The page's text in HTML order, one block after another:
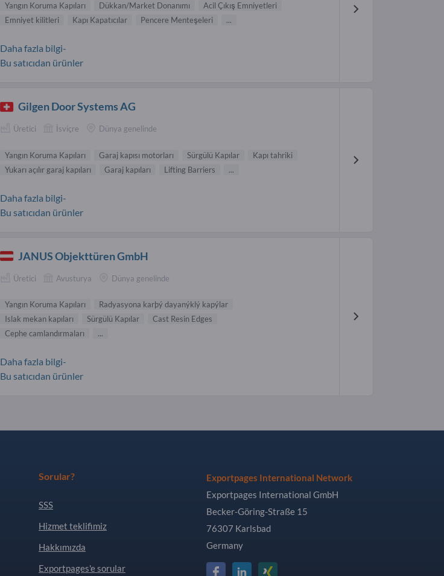
Yangın Koruma Kapıları Dükkan/Market Donanımı
Acil Çıkış Emniyetleri
Emniyet kilitleri
Kapı Kapatıcılar Pencere Menteşeleri ...
Daha fazla bilgi-
Bu satıcıdan ürünler
Gilgen Door Systems AG
Üretici İsviçre Dünya genelinde
Yangın Koruma Kapıları Garaj kapısı motorları Sürgülü Kapılar
Kapı tahriki
Yukarı açılır garaj kapıları
Garaj kapıları Lifting Barriers ...
Daha fazla bilgi-
Bu satıcıdan ürünler
JANUS Objekttüren GmbH
Üretici Avusturya Dünya genelinde
Yangın Koruma Kapıları
Radyasyona karþý dayanýklý kapýlar
Islak mekan kapıları
Sürgülü Kapılar
Cast Resin Edges
Cephe camlandırmaları
...
Daha fazla bilgi-
Bu satıcıdan ürünler
Sorular?
SSS
Hizmet teklifimiz
Hakkımızda
Exportpages'e sorular
Exportpages International Network
Exportpages International GmbH
Becker-Göring-Straße 15
76307 Karlsbad
Germany